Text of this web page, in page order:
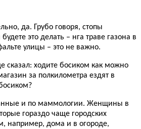
да. Грубо говоря, стопы
это делать – нга траве газона в
улицы – это не важно.
сказал: ходите босиком как можно
за полкилометра ездят в
и по маммологии. Женщины в
гораздо чаще городских
например, дома и в огороде,